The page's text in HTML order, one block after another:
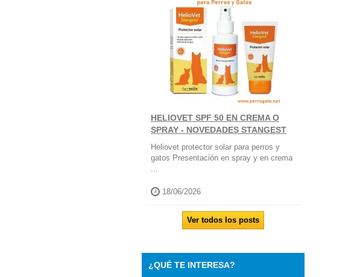
HELIOVET SPF 50 EN CREMA O
SPRAY - NOVEDADES STANGEST
Heliovet protector solar para perros y
gatos Presentación en spray y en crema
...
18/06/2026
Ver todos los posts
¿QUÉ TE INTERESA?